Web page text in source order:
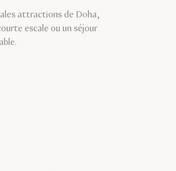
attractions de Doha,
escale ou un séjour